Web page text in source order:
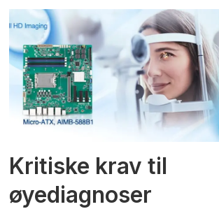
Kritiske krav til
øyediagnoser